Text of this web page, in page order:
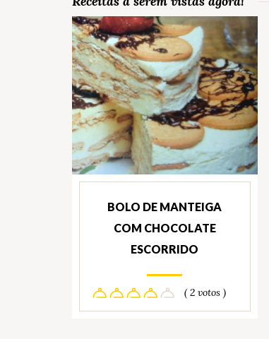
BOLO DE MANTEIGA
COM CHOCOLATE
ESCORRIDO
( 2 votos )